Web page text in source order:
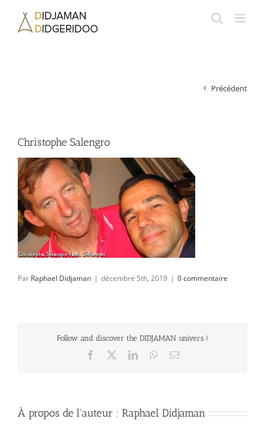
contenu
Précédent
Christophe Salengro
Par Raphael Didjaman | décembre 5th, 2019 | 0 commentaire
Follow and discover the DIDJAMAN univers !
Facebook LinkedInWhatsApp
Email
À propos de l'auteur : Raphael Didjaman